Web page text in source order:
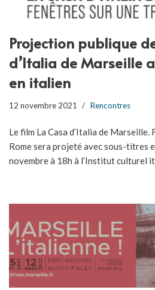
Projection publique
d’Italia de Marseille
en italien
12 novembre 2021 Rencontres
Le film La Casa d’Italia de
Rome sera projeté avec sous-titres
novembre à 18h à l’Institut culturel